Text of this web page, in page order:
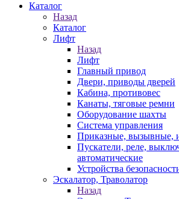
Каталог
Назад
Каталог
Лифт
Назад
Лифт
Главный привод
Двери, приводы дверей
Кабина, противовес
Канаты, тяговые ремни
Оборудование шахты
Система управления
Приказные, вызывные,
Пускатели, реле,
автоматические
Устройства
Эскалатор, Траволатор
Назад